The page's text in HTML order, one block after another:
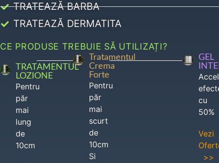
TRATEAZĂ BARBA
TRATEAZĂ DERMATITA
CE PRODUSE TREBUIE SĂ UTILIZAȚI?
TRATAMENTUL
LOZIONE
Pentru
păr
mai
lung
de
10cm
Tratamentul
Crema
Forte
Pentru
păr
mai
scurt
de
10cm
Si
GEL
cu
50%
Vezi
>>